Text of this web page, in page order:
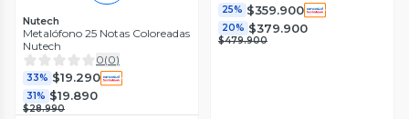
Nutech
Metalófono 25 Notas Coloreadas
Nutech
0(0)
33% $19.290
31% $19.890
$28.990
25% $359.900
20% $379.900
$479.900